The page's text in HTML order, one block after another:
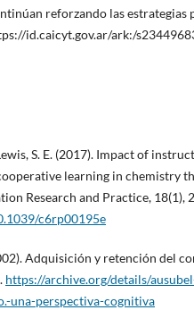
reforzando las estrategias
id.caicyt.gov.ar/ark:/
S. E. (2017). Impact of
learning in chemistry
Research and Practice, 18(1),
c6rp00195e
Adquisición y retención del
https://archive.org/details/
una-perspectiva-cognitiva